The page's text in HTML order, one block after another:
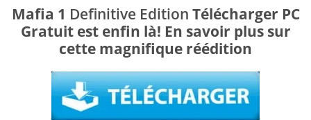
Mafia 1 Definitive Edition Télécharger PC
Gratuit est enfin là! En savoir plus sur
cette magnifique réédition